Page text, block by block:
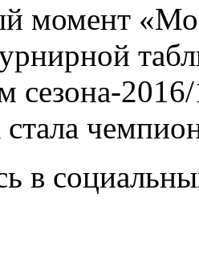
момент
сезона-
в